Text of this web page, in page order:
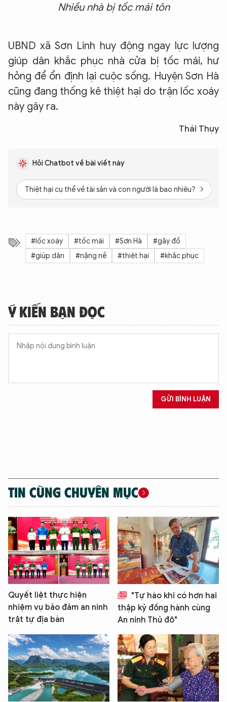
Nhiều nhà bị tốc mái tôn
UBND xã Sơn Linh huy động ngay lực lượng
giúp dân khắc phục nhà cửa bị tốc mái, hư
hỏng để ổn định lại cuộc sống. Huyện Sơn Hà
cũng đang thống kê thiệt hại do trận lốc xoáy
này gây ra.
Thái Thụy
Hỏi Chatbot về bài viết này
Thiệt hại cụ thể về tài sản và con người là bao nhiêu?
#lốc xoáy #tốc mái #Sơn Hà
#gãy đổ
#giúp dân
#nặng nề #thiệt hại #khắc phục
Ý KIẾN BẠN ĐỌC
GỬI BÌNH LUẬN
TIN CÙNG CHUYÊN MỤC
Quyết liệt thực hiện
nhiệm vụ bảo đảm an ninh
trật tự địa bàn
"Tự hào khi có hơn hai
thập kỷ đồng hành cùng
An ninh Thủ đô"